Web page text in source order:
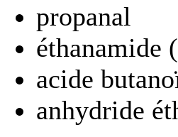
propanal
éthanamide
acide
anhydride